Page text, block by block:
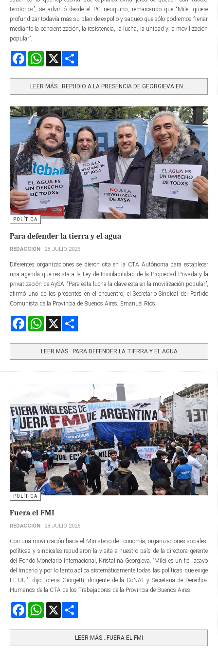
territorios”, se advirtió desde el PC neuquino, remarcando que “Milei quiere
profundizar todavía más su plan de expolio y saqueo que sólo podremos frenar
mediante la concientización, la resistencia, la lucha, la unidad y la movilización
popular”.
FacebookWhatsApp
LEER MÁS…REPUDIO A LA PRESENCIA DE GEORGIEVA EN...
POLÍTICA
Para defender la tierra y el agua
REDACCIÓN 28 JULIO 2026
Diferentes organizaciones se dieron cita en la CTA Autónoma para establecer
una agenda que resista a la Ley de Inviolabilidad de la Propiedad Privada y la
privatización de AySA. “Para esta lucha la clave está en la movilización popular”,
afirmó uno de los presentes en el encuentro, el Secretario Sindical del Partido
Comunista de la Provincia de Buenos Aires, Emanuel Ríos.
FacebookWhatsApp
LEER MÁS…PARA DEFENDER LA TIERRA Y EL AGUA
POLÍTICA
Fuera el FMI
REDACCIÓN 28 JULIO 2026
Con una movilización hacia el Ministerio de Economía, organizaciones sociales,
políticas y sindicales repudiaron la visita a nuestro país de la directora gerente​
del Fondo Monetario Internacional, Kristalina Georgieva. “Milei es un fiel lacayo
del Imperio y por lo tanto aplica sistemáticamente todas las políticas que exige
EE.UU.”, dijo Lorena Giorgetti, dirigente de la CoNAT y Secretaria de Derechos
Humanos de la CTA de los Trabajadores de la Provincia de Buenos Aires.
FacebookWhatsApp
LEER MÁS…FUERA EL FMI